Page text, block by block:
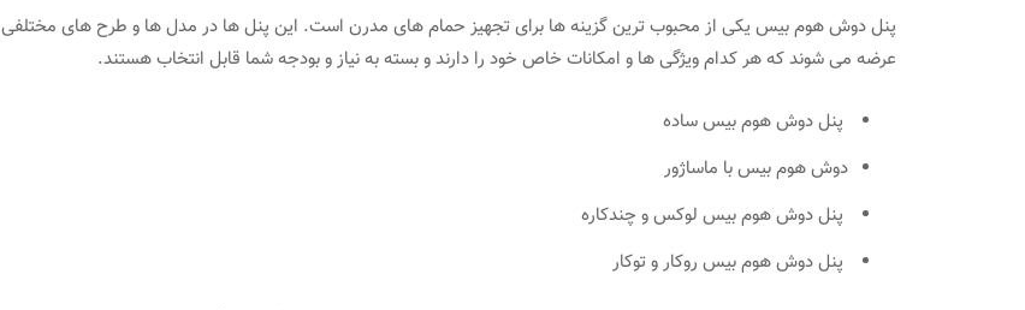
پنل دوش هوم بیس یکی از محبوب‌ ترین گزینه‌ ها برای تجهیز حمام‌ های مدرن است. این پنل‌ ها در مدل‌ ها و طرح‌ های مختلفی
عرضه می‌ شوند که هر کدام ویژگی‌ ها و امکانات خاص خود را دارند و بسته به نیاز و بودجه شما قابل انتخاب هستند.
پنل دوش هوم بیس ساده
دوش هوم بیس با ماساژور
پنل دوش هوم بیس لوکس و چندکاره
پنل دوش هوم بیس روکار و توکار